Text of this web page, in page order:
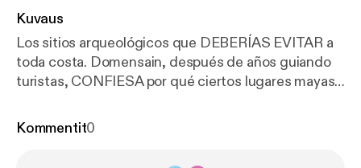
Kuvaus
Los sitios arqueológicos que DEBERÍAS EVITAR a
toda costa. Domensain, después de años guiando
turistas, CONFIESA por qué ciertos lugares mayas
siguen COBRANDO VÍCTIMAS. Revela historias de
Kommentit0